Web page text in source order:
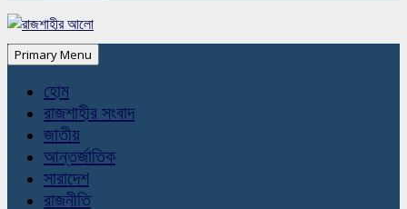
Primary Menu
হোম
রাজশাহীর সংবাদ
জাতীয়
আন্তর্জাতিক
সারাদেশ
রাজনীতি